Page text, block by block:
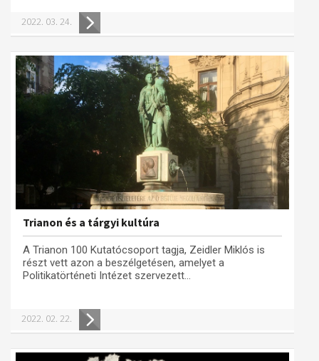
2022. 03. 24.
Trianon és a tárgyi kultúra
A Trianon 100 Kutatócsoport tagja, Zeidler Miklós is
részt vett azon a beszélgetésen, amelyet a
Politikatörténeti Intézet szervezett...
2022. 02. 22.